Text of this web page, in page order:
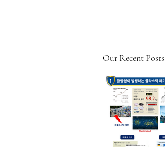
Our Recent Posts